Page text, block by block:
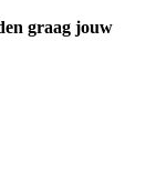
graag jouw